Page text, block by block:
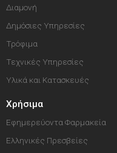
Διαμονή
Δημόσιες Υπηρεσίες
Τρόφιμα
Τεχνικές Υπηρεσίες
Υλικά και Κατασκευές
Χρήσιμα
Εφημερεύοντα Φαρμακεία
Ελληνικές Πρεσβείες